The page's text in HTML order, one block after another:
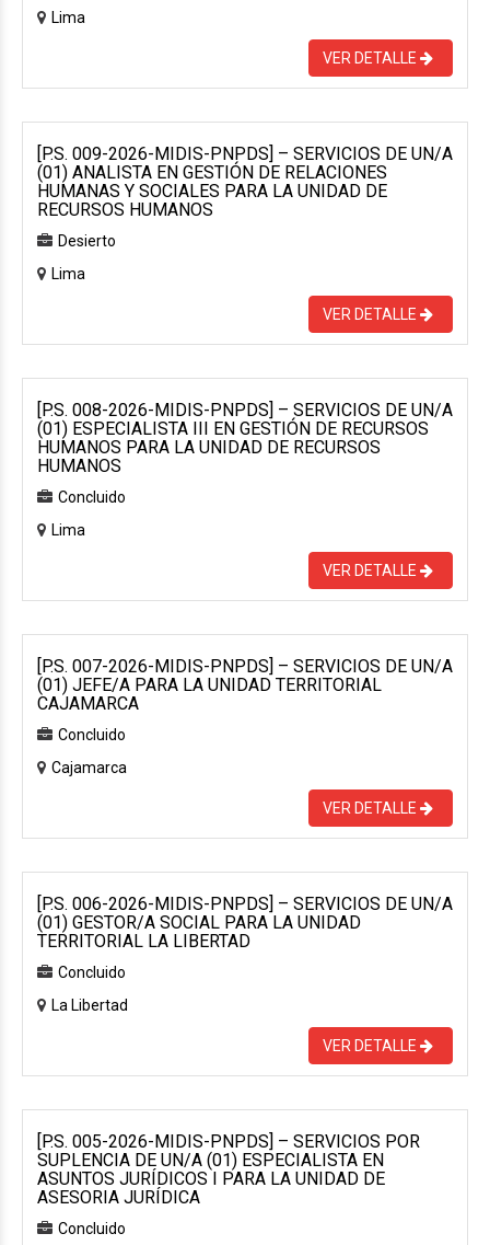
Lima
VER DETALLE
[P.S. 009-2026-MIDIS-PNPDS] – SERVICIOS DE UN/A
(01) ANALISTA EN GESTIÓN DE RELACIONES
HUMANAS Y SOCIALES PARA LA UNIDAD DE
RECURSOS HUMANOS
Desierto
Lima
VER DETALLE
[P.S. 008-2026-MIDIS-PNPDS] – SERVICIOS DE UN/A
(01) ESPECIALISTA III EN GESTIÓN DE RECURSOS
HUMANOS PARA LA UNIDAD DE RECURSOS
HUMANOS
Concluido
Lima
VER DETALLE
[P.S. 007-2026-MIDIS-PNPDS] – SERVICIOS DE UN/A
(01) JEFE/A PARA LA UNIDAD TERRITORIAL
CAJAMARCA
Concluido
Cajamarca
VER DETALLE
[P.S. 006-2026-MIDIS-PNPDS] – SERVICIOS DE UN/A
(01) GESTOR/A SOCIAL PARA LA UNIDAD
TERRITORIAL LA LIBERTAD
Concluido
La Libertad
VER DETALLE
[P.S. 005-2026-MIDIS-PNPDS] – SERVICIOS POR
SUPLENCIA DE UN/A (01) ESPECIALISTA EN
ASUNTOS JURÍDICOS I PARA LA UNIDAD DE
ASESORIA JURÍDICA
Concluido